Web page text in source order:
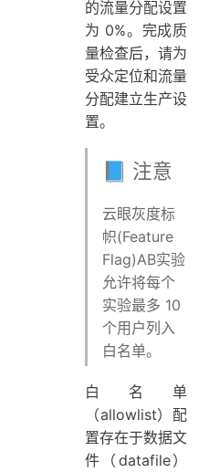
的流量分配设置
为 0%。完成质
量检查后，请为
受众定位和流量
分配建立生产设
置。
📘 注意
云眼灰度标
帜(Feature
Flag)AB实验
允许将每个
实验最多 10
个用户列入
白名单。
白名单
（allowlist）配
置存在于数据文
件（datafile）